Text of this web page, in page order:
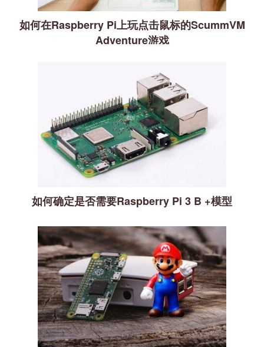
如何在Raspberry Pi上玩点击鼠标的ScummVM
Adventure游戏
如何确定是否需要Raspberry Pi 3 B +模型